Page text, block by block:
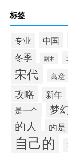
标签
专业 中国
冬季 副本
宋代 寓意
攻略 新年
是一个 梦
的人 的是
自己的